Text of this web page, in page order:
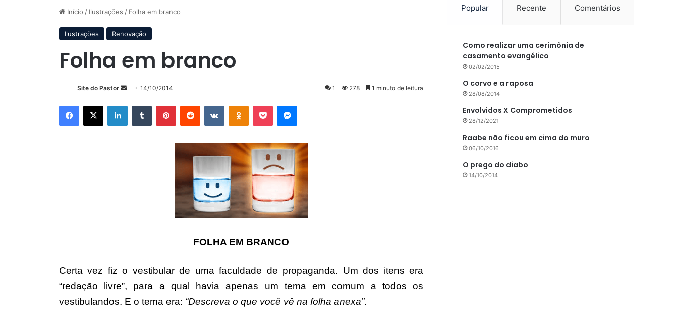
Início / Ilustrações / Folha em branco
Ilustrações Renovação
Folha em branco
Site do Pastor
Mande
mail
14/10/2014 1 278 1 minuto de leitura
Facebook
X LinkedinTumblr PinterestReddit VK OK Pocket Messenger
FOLHA EM BRANCO
Certa vez fiz o vestibular de uma faculdade de propaganda. Um dos itens era
“redação livre”, para a qual havia apenas um tema em comum a todos os
vestibulandos. E o tema era: “Descreva o que você vê na folha anexa”.
Popular Recente Comentários
Como realizar uma cerimônia de
casamento evangélico
02/02/2015
O corvo e a raposa
28/08/2014
Envolvidos X Comprometidos
28/12/2021
Raabe não ficou em cima do muro
06/10/2016
O prego do diabo
14/10/2014